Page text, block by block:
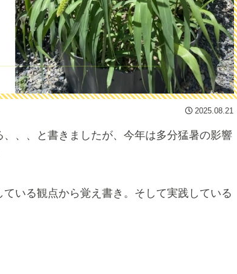
2025.08.21
、、と書きましたが、今年は多分猛暑の影響
いる観点から覚え書き。そして実践している